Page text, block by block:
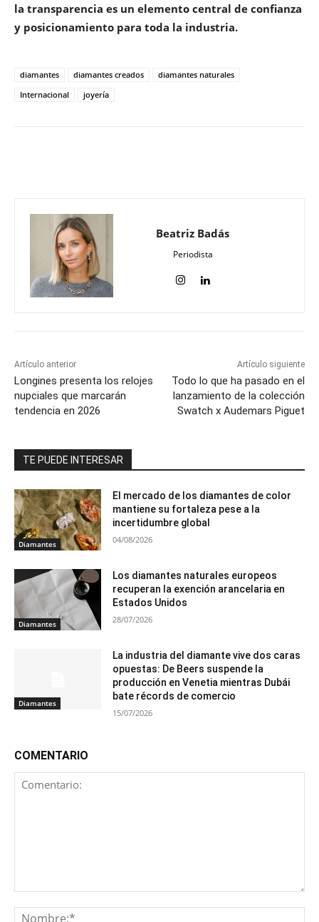
la transparencia es un elemento central de confianza
y posicionamiento para toda la industria.
diamantes diamantes creados
diamantes naturales
Internacional
joyería
Beatriz Badás
Periodista
Artículo anterior
Longines presenta los relojes
nupciales que marcarán
tendencia en 2026
Artículo siguiente
Todo lo que ha pasado en el
lanzamiento de la colección
Swatch x Audemars Piguet
TE PUEDE INTERESAR
Diamantes
El mercado de los diamantes de color
mantiene su fortaleza pese a la
incertidumbre global
04/08/2026
Diamantes
Los diamantes naturales europeos
recuperan la exención arancelaria en
Estados Unidos
28/07/2026
Diamantes
La industria del diamante vive dos caras
opuestas: De Beers suspende la
producción en Venetia mientras Dubái
bate récords de comercio
15/07/2026
COMENTARIO